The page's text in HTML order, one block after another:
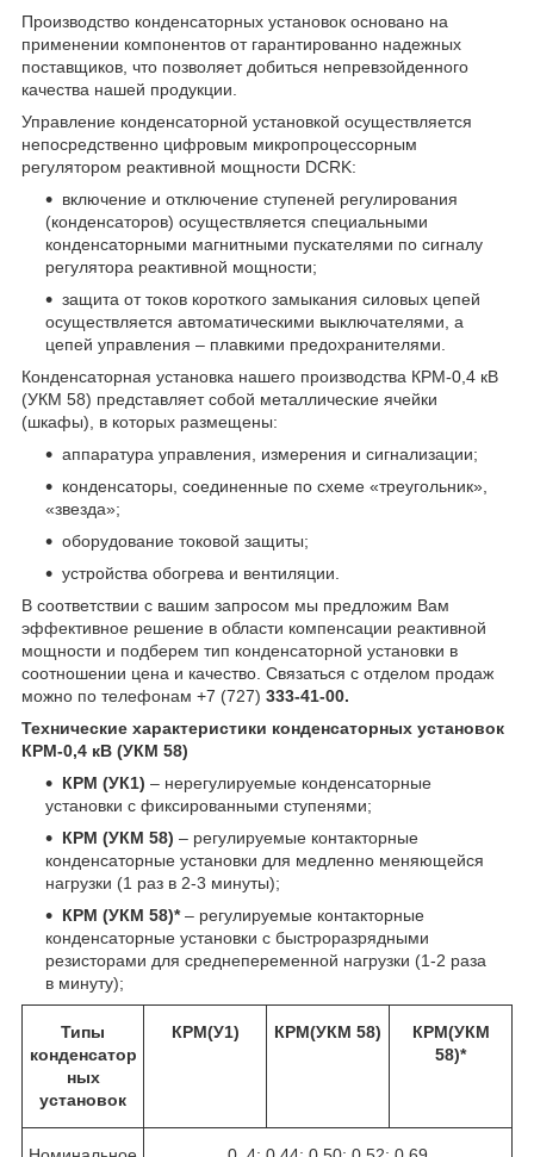
Производство конденсаторных установок основано на
применении компонентов от гарантированно надежных
поставщиков, что позволяет добиться непревзойденного
качества нашей продукции.
Управление конденсаторной установкой осуществляется
непосредственно цифровым микропроцессорным
регулятором реактивной мощности DCRK:
включение и отключение ступеней регулирования
(конденсаторов) осуществляется специальными
конденсаторными магнитными пускателями по сигналу
регулятора реактивной мощности;
защита от токов короткого замыкания силовых цепей
осуществляется автоматическими выключателями, а
цепей управления – плавкими предохранителями.
Конденсаторная установка нашего производства КРМ-0,4 кВ
(УКМ 58) представляет собой металлические ячейки
(шкафы), в которых размещены:
аппаратура управления, измерения и сигнализации;
конденсаторы, соединенные по схеме «треугольник»,
«звезда»;
оборудование токовой защиты;
устройства обогрева и вентиляции.
В соответствии с вашим запросом мы предложим Вам
эффективное решение в области компенсации реактивной
мощности и подберем тип конденсаторной установки в
соотношении цена и качество. Связаться с отделом продаж
можно по телефонам +7 (727) 333-41-00.
Технические характеристики конденсаторных установок
КРМ-0,4 кВ (УКМ 58)
КРМ (УК1) – нерегулируемые конденсаторные
установки с фиксированными ступенями;
КРМ (УКМ 58) – регулируемые контакторные
конденсаторные установки для медленно меняющейся
нагрузки (1 раз в 2-3 минуты);
КРМ (УКМ 58)*– регулируемые контакторные
конденсаторные установки с быстроразрядными
резисторами для среднепеременной нагрузки (1-2 раза
в минуту);
Типы
конденсатор
ных
установок
КРМ(У1) КРМ(УКМ 58)
КРМ(УКМ
58)*